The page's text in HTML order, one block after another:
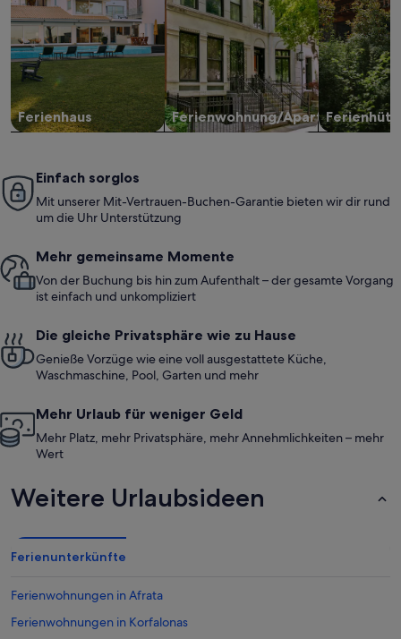
Ferienhaus Ferienwohnung/Apartment
Einfach sorglos
Mit unserer Mit-Vertrauen-Buchen-Garantie bieten wir dir rund
um die Uhr Unterstützung
Mehr gemeinsame Momente
Von der Buchung bis hin zum Aufenthalt – der gesamte Vorgang
ist einfach und unkompliziert
Die gleiche Privatsphäre wie zu Hause
Genieße Vorzüge wie eine voll ausgestattete Küche,
Waschmaschine, Pool, Garten und mehr
Mehr Urlaub für weniger Geld
Mehr Platz, mehr Privatsphäre, mehr Annehmlichkeiten – mehr
Wert
Weitere Urlaubsideen
Ferienunterkünfte
Ferienwohnungen in Afrata
Ferienwohnungen in Korfalonas